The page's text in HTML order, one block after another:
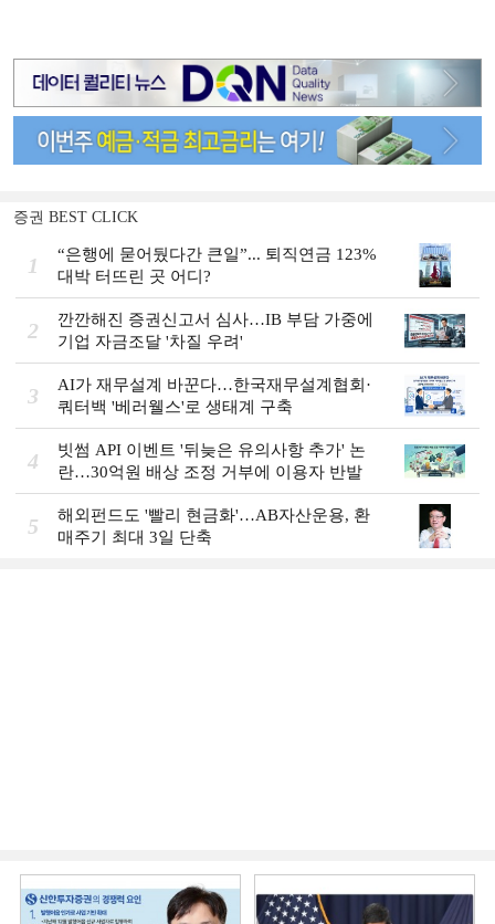
증권 BEST CLICK
1
“은행에 묻어뒀다간 큰일”... 퇴직연금 123%
대박 터뜨린 곳 어디?
2
깐깐해진 증권신고서 심사…IB 부담 가중에
기업 자금조달 '차질 우려'
3
AI가 재무설계 바꾼다…한국재무설계협회·
쿼터백 '베러웰스'로 생태계 구축
4
빗썸 API 이벤트 '뒤늦은 유의사항 추가' 논
란…30억원 배상 조정 거부에 이용자 반발
5
해외펀드도 '빨리 현금화'…AB자산운용, 환
매주기 최대 3일 단축